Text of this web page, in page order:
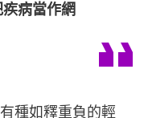
病當作網
種如釋重負的輕